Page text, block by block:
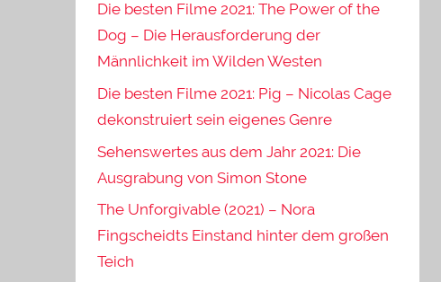
Die besten Filme 2021: The Power of the
Dog – Die Herausforderung der
Männlichkeit im Wilden Westen
Die besten Filme 2021: Pig – Nicolas Cage
dekonstruiert sein eigenes Genre
Sehenswertes aus dem Jahr 2021: Die
Ausgrabung von Simon Stone
The Unforgivable (2021) – Nora
Fingscheidts Einstand hinter dem großen
Teich